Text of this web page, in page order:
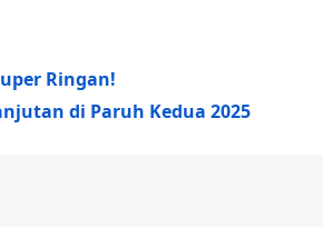
Ringan!
di Paruh Kedua 2025